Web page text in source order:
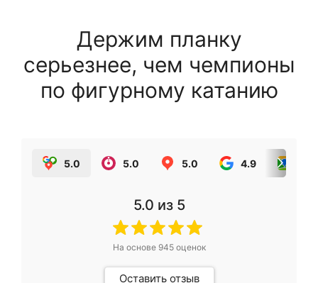
Держим планку
серьезнее, чем чемпионы
по фигурному катанию
5.0 5.0 5.0 4.9
5.0 из 5
На основе 945оценок
Оставить отзыв